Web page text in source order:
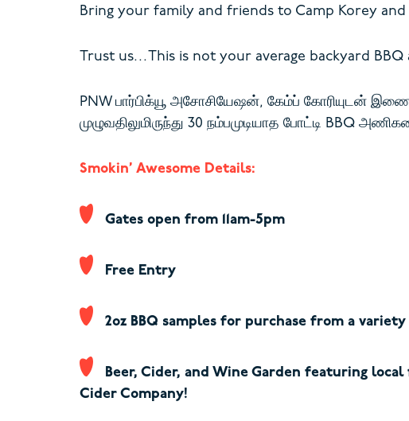
Bring your family and friends to Camp Korey
Trust us…This is not your average backyard
PNW பார்பிக்யூ அசோசியேஷன், கேம்ப் கோரியுடன்
முழுவதிலுமிருந்து 30 நம்பமுடியாத போட்டி BBQ
Smokin’ Awesome Details:
Gates open from 11am-5pm
Free Entry
2oz BBQ samples for purchase from a
Beer, Cider, and Wine Garden featuring
Cider Company!